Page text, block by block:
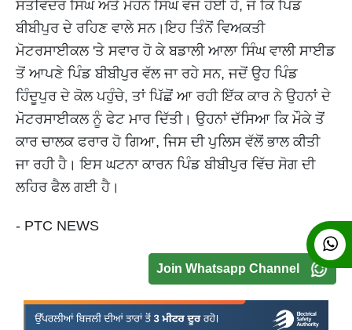
ਸਤਵਿੰਦਰ ਸਿੰਘ ਅਤੇ ਮੋਹਨ ਸਿੰਘ ਵਜੋਂ ਹੋਈ ਹੈ, ਜੋ ਕਿ ਪਿੰਡ
ਬੀਬੀਪੁਰ ਦੇ ਰਹਿਣ ਵਾਲੇ ਸਨ।ਇਹ ਤਿੰਨੋਂ ਵਿਅਕਤੀ
ਮੋਟਰਸਾਈਕਲ 'ਤੇ ਸਵਾਰ ਹੋ ਕੇ ਬਡਾਲੀ ਆਲਾ ਸਿੰਘ ਵਾਲੀ ਸਾਈਡ
ਤੋਂ ਆਪਣੇ ਪਿੰਡ ਬੀਬੀਪੁਰ ਵੱਲ ਜਾ ਰਹੇ ਸਨ, ਜਦੋਂ ਉਹ ਪਿੰਡ
ਹਿੰਦੂਪੁਰ ਦੇ ਕੋਲ ਪਹੁੰਚੇ, ਤਾਂ ਪਿੱਛੋਂ ਆ ਰਹੀ ਇੱਕ ਕਾਰ ਨੇ ਉਹਨਾਂ ਦੇ
ਮੋਟਰਸਾਈਕਲ ਨੂੰ ਫੇਟ ਮਾਰ ਦਿੱਤੀ। ਉਹਨਾਂ ਦੱਸਿਆ ਕਿ ਮੌਕੇ ਤੋਂ
ਕਾਰ ਚਾਲਕ ਫਰਾਰ ਹੋ ਗਿਆ, ਜਿਸ ਦੀ ਪੁਲਿਸ ਵੱਲੋਂ ਭਾਲ ਕੀਤੀ
ਜਾ ਰਹੀ ਹੈ। ਇਸ ਘਟਨਾ ਕਾਰਨ ਪਿੰਡ ਬੀਬੀਪੁਰ ਵਿੱਚ ਸੋਗ ਦੀ
ਲਹਿਰ ਫੈਲ ਗਈ ਹੈ।
- PTC NEWS
Join Whatsapp Channel